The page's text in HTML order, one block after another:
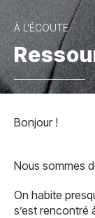
À L'ÉCOUTE
Bonjour !
Nous sommes
On habite
s’est rencontré